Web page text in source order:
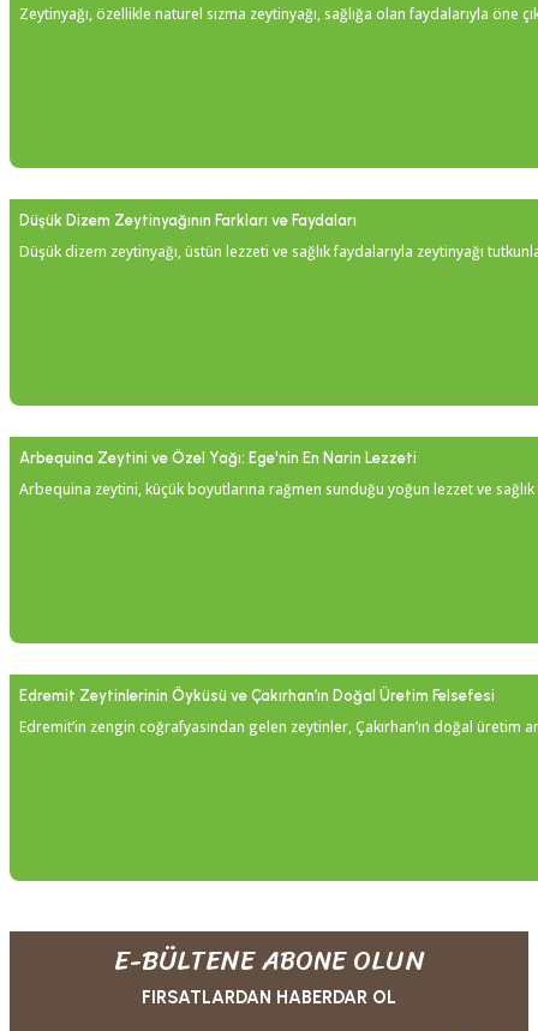
Zeytinyağı, özellikle naturel sızma zeytinyağı, sağlığa olan faydalarıyla öne
Düşük Dizem Zeytinyağının Farkları ve Faydaları
Düşük dizem zeytinyağı, üstün lezzeti ve sağlık faydalarıyla zeytinyağı
Arbequina Zeytini ve Özel Yağı: Ege'nin En Narin Lezzeti
Arbequina zeytini, küçük boyutlarına rağmen sunduğu yoğun lezzet ve
Edremit Zeytinlerinin Öyküsü ve Çakırhan’ın Doğal Üretim Felsefesi
Edremit’in zengin coğrafyasından gelen zeytinler, Çakırhan’ın doğal
E-BÜLTENE ABONE OLUN
FIRSATLARDAN HABERDAR OL